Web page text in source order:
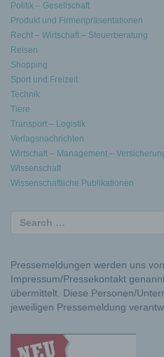
Politik – Gesellschaft
Produkt und Firmenpräsentationen
Recht – Wirtschaft – Steuerberatung
Reisen
Shopping
Sport und Freizeit
Technik
Tiere
Transport – Logistik
Verlagsnachrichten
Wirtschaft – Management –
Wissenschaft
Wissenschaftliche Publikationen
Pressemeldungen werden uns
Impressum/Pressekontakt
übermittelt. Diese Personen/
jeweiligen Pressemeldung